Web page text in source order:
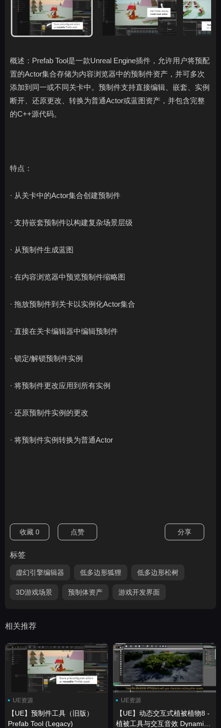
概述：Prefab Tool是一款Unreal Engine插件，允许用户将预配
置的Actor集合存储为内容浏览器中的预制件资产，并可多次
添加到同一或不同关卡中。预制件支持直接编辑、嵌套、实例
断开、还原更改、转换为普通Actor或蓝图资产，并包含完整
的C++源代码。
特点：
· 从关卡中的Actor集合创建预制件
· 支持嵌套预制件以构建复杂场景层级
· 从预制件生成蓝图
· 在内容浏览器中预览预制件缩略图
· 拖放预制件到关卡以实例化Actor集合
· 直接在关卡编辑器中编辑预制件
· 锁定/解锁预制件实例
· 将预制件更改应用到所有实例
· 还原预制件实例的更改
· 将预制件实例转换为普通Actor
收藏 0 点赞 分享
标签
虚幻引擎编辑器 低多边形狐狸 低多边形松树
3D游戏场景 预制体资产 游戏开发界面
相关推荐
UE资源
【UE】预制件工具（旧版）
Prefab Tool (Legacy)
UE资源
【UE】动态交互式植被植物8 -
植被工具与交互音效 Dynamic